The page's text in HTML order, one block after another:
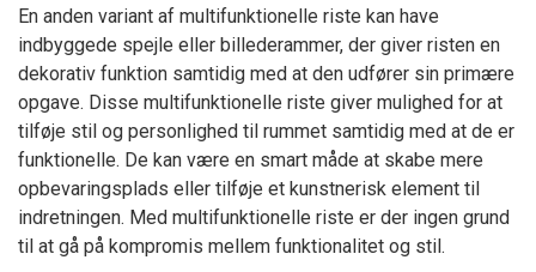
En anden variant af multifunktionelle riste kan have
indbyggede spejle eller billederammer, der giver risten en
dekorativ funktion samtidig med at den udfører sin primære
opgave. Disse multifunktionelle riste giver mulighed for at
tilføje stil og personlighed til rummet samtidig med at de er
funktionelle. De kan være en smart måde at skabe mere
opbevaringsplads eller tilføje et kunstnerisk element til
indretningen. Med multifunktionelle riste er der ingen grund
til at gå på kompromis mellem funktionalitet og stil.